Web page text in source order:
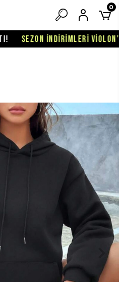
SEZON İNDİRİMLERİ
0